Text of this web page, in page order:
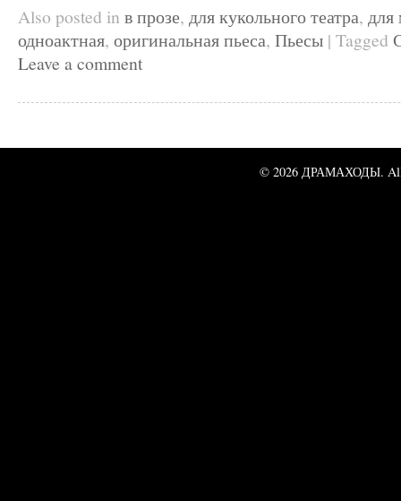
Also posted in в прозе, для кукольного театра, для
одноактная, оригинальная пьеса, Пьесы | Tagged
Leave a comment
© 2026 ДРАМАХОДЫ. All